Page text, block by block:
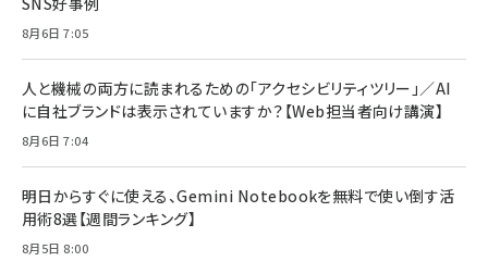
8月6日 7:05
人と機械の両方に読まれるための「アクセシビリティツリー」／AI
に自社ブランドは表示されていますか？【Web担当者向け講演】
8月6日 7:04
明日からすぐに使える、Gemini Notebookを無料で使い倒す活
用術8選【週間ランキング】
8月5日 8:00